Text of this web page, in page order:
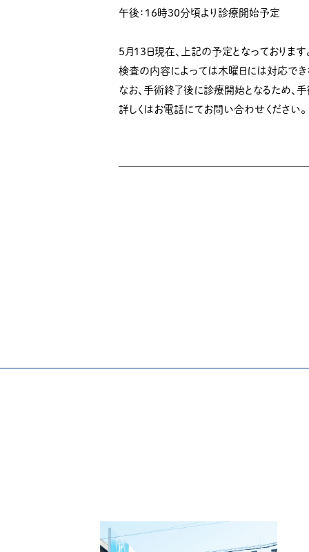
午後：１６時３０分頃より診療開始予定
５月１３日現在、上記の予定となっております
検査の内容によっては木曜日には対応でき
なお、手術終了後に診療開始となるため、
詳しくはお電話にてお問い合わせください。